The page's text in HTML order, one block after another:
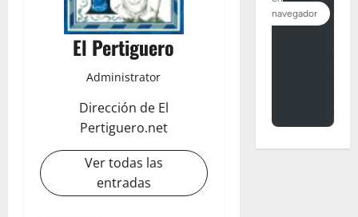
El Pertiguero
Administrator
Dirección de El
Pertiguero.net
Ver todas las
entradas